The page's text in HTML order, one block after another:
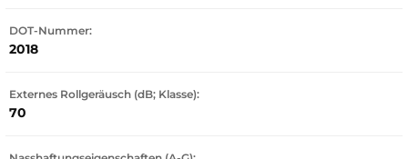
DOT-Nummer:
2018
Externes Rollgeräusch (dB; Klasse):
70